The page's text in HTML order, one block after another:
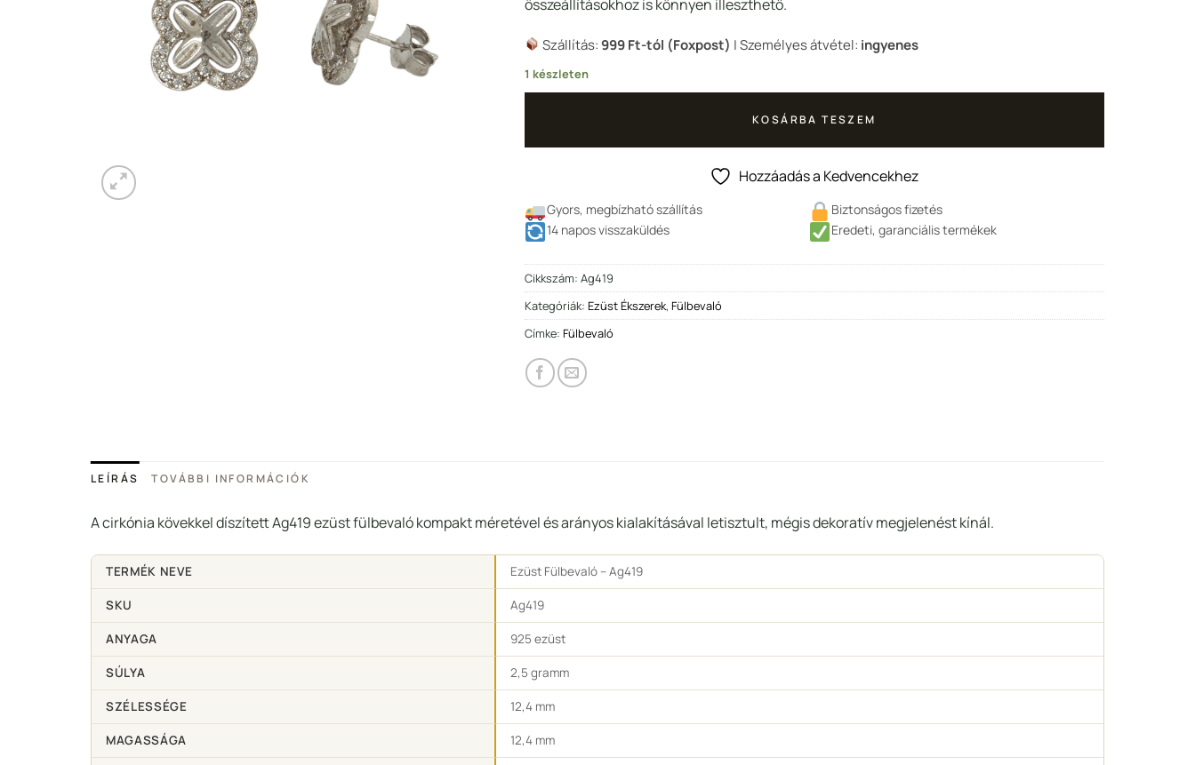
összeállításokhoz is könnyen illeszthető.
Szállítás:999 Ft-tól (Foxpost) | Személyes átvétel: ingyenes
1 készleten
KOSÁRBA TESZEM
Hozzáadás a Kedvencekhez
Gyors, megbízható szállítás
Biztonságos fizetés
14 napos visszaküldés
Eredeti, garanciális termékek
Cikkszám: Ag419
Kategóriák: Ezüst Ékszerek, Fülbevaló
Címke: Fülbevaló
LEÍRÁS TOVÁBBI INFORMÁCIÓK
A cirkónia kövekkel díszített Ag419 ezüst fülbevaló kompakt méretével és arányos kialakításával letisztult, mégis dekoratív megjelenést kínál.
TERMÉK NEVE Ezüst Fülbevaló – Ag419
SKU Ag419
ANYAGA 925 ezüst
SÚLYA 2,5 gramm
SZÉLESSÉGE 12,4 mm
MAGASSÁGA 12,4 mm